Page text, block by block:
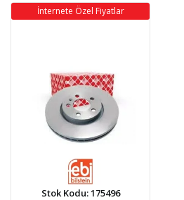
İnternete Özel Fiyatlar
Stok Kodu: 175496